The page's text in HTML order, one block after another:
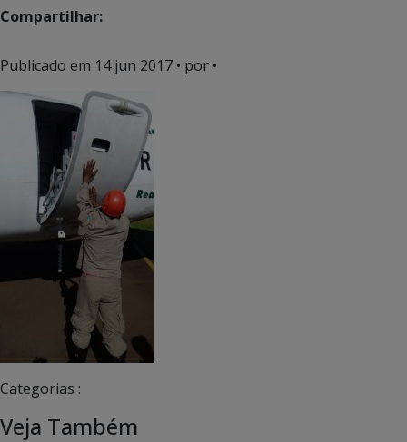
Compartilhar:
Publicado em 14 jun 2017 • por •
Categorias :
Veja Também